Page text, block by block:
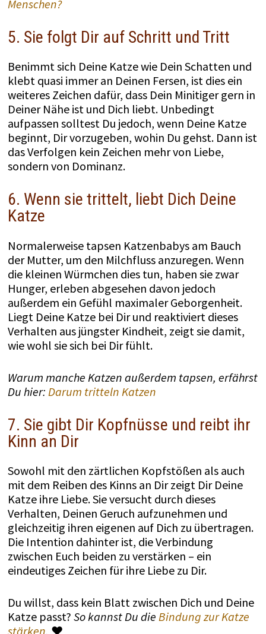
Menschen?
5. Sie folgt Dir auf Schritt und Tritt
Benimmt sich Deine Katze wie Dein Schatten und
klebt quasi immer an Deinen Fersen, ist dies ein
weiteres Zeichen dafür, dass Dein Minitiger gern in
Deiner Nähe ist und Dich liebt. Unbedingt
aufpassen solltest Du jedoch, wenn Deine Katze
beginnt, Dir vorzugeben, wohin Du gehst. Dann ist
das Verfolgen kein Zeichen mehr von Liebe,
sondern von Dominanz.
6. Wenn sie trittelt, liebt Dich Deine
Katze
Normalerweise tapsen Katzenbabys am Bauch
der Mutter, um den Milchfluss anzuregen. Wenn
die kleinen Würmchen dies tun, haben sie zwar
Hunger, erleben abgesehen davon jedoch
außerdem ein Gefühl maximaler Geborgenheit.
Liegt Deine Katze bei Dir und reaktiviert dieses
Verhalten aus jüngster Kindheit, zeigt sie damit,
wie wohl sie sich bei Dir fühlt.
Warum manche Katzen außerdem tapsen, erfährst
Du hier: Darum tritteln Katzen
7. Sie gibt Dir Kopfnüsse und reibt ihr
Kinn an Dir
Sowohl mit den zärtlichen Kopfstößen als auch
mit dem Reiben des Kinns an Dir zeigt Dir Deine
Katze ihre Liebe. Sie versucht durch dieses
Verhalten, Deinen Geruch aufzunehmen und
gleichzeitig ihren eigenen auf Dich zu übertragen.
Die Intention dahinter ist, die Verbindung
zwischen Euch beiden zu verstärken – ein
eindeutiges Zeichen für ihre Liebe zu Dir.
Du willst, dass kein Blatt zwischen Dich und Deine
Katze passt? So kannst Du die Bindung zur Katze
stärken ♥